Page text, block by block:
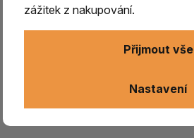
zážitek z nakupování.
Nastavení
Přijmout vše